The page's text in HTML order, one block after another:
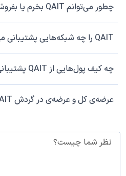
چطور می‌توانم QAIT بخرم یا بفروشم؟
QAIT را چه شبکه‌هایی پشتیبانی می‌کند؟
چه کیف پول‌هایی از QAIT پشتیبانی می‌کنند؟
عرضه‌ی کل و عرضه‌ی در گردش QAIT چقدر است؟
نظر شما چیست؟